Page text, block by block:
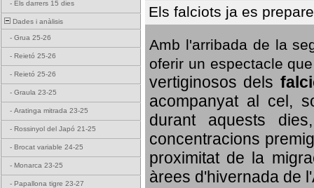
- Els darrers 15 dies
Dades i anàlisis
- Grua 25-26
- Reietó 25-26
- Reietó 25-26
- Graula 23-25
- Aratinga mitrada 23-25
- Rossinyol del Japó 21-25
- Brocat variable 24-25
- Monarca 23-25
- Papallona tigre 23-27
Els falciots ja es
Amb l'arribada de la
oferir un espectacle
vertiginosos dels
acompanyat al cel,
durant aquests
concentracions
proximitat de la
àrees d'hivernada de